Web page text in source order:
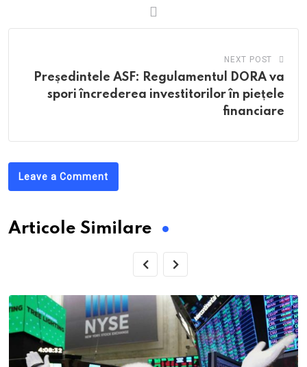
NEXT POST
Președintele ASF: Regulamentul DORA va
spori încrederea investitorilor în piețele
financiare
Leave a Comment
Articole Similare